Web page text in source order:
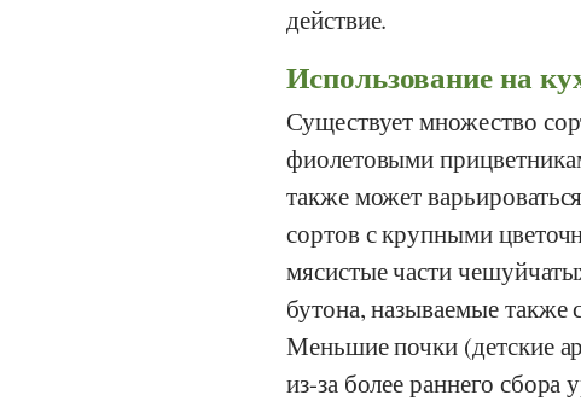
действие.
Использование на
Существует множество
фиолетовыми
также может
сортов с крупными
мясистые части
бутона, называемые
Меньшие почки (детские
из-за более раннего сбора